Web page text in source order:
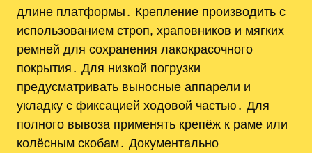
длине платформы․ Крепление производить с
использованием строп, храповников и мягких
ремней для сохранения лакокрасочного
покрытия․ Для низкой погрузки
предусматривать выносные аппарели и
укладку с фиксацией ходовой частью․ Для
полного вывоза применять крепёж к раме или
колёсным скобам․ Документально